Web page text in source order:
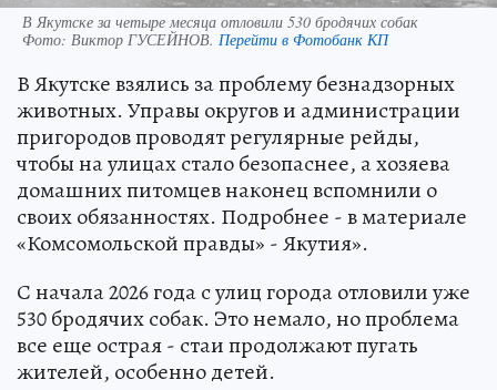
В Якутске за четыре месяца отловили 530 бродячих собак
Фото: Виктор ГУСЕЙНОВ. Перейти в Фотобанк КП
В Якутске взялись за проблему безнадзорных
животных. Управы округов и администрации
пригородов проводят регулярные рейды,
чтобы на улицах стало безопаснее, а хозяева
домашних питомцев наконец вспомнили о
своих обязанностях. Подробнее - в материале
«Комсомольской правды» - Якутия».
С начала 2026 года с улиц города отловили уже
530 бродячих собак. Это немало, но проблема
все еще острая - стаи продолжают пугать
жителей, особенно детей.